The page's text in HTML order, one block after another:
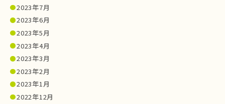
2023年7月
2023年6月
2023年5月
2023年4月
2023年3月
2023年2月
2023年1月
2022年12月